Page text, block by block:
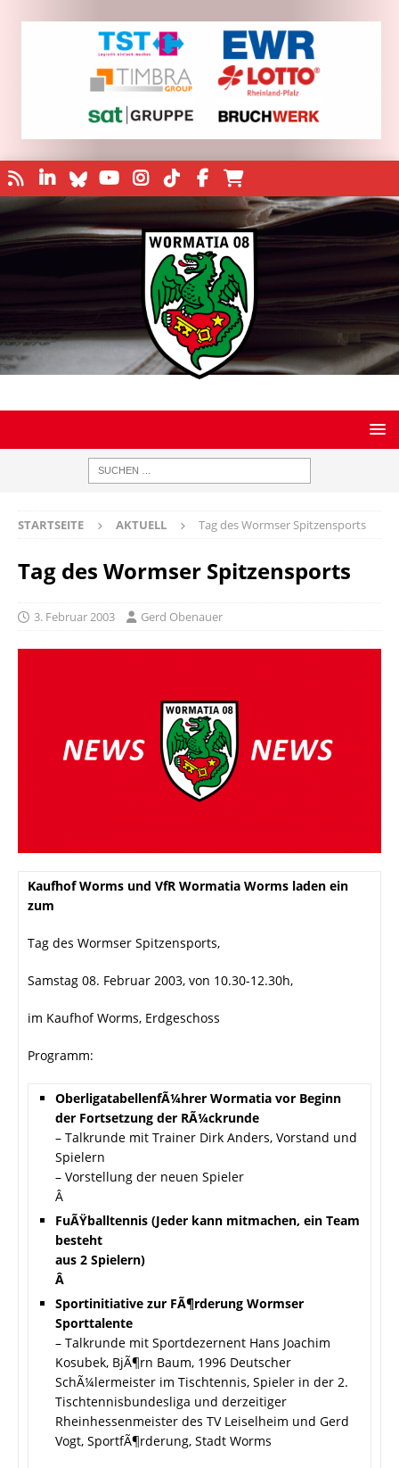
STARTSEITE AKTUELL Tag des Wormser Spitzensports
Tag des Wormser Spitzensports
3. Februar 2003 Gerd Obenauer
Kaufhof Worms und VfR Wormatia Worms laden ein
zum
Tag des Wormser Spitzensports,
Samstag 08. Februar 2003, von 10.30-12.30h,
im Kaufhof Worms, Erdgeschoss
Programm:
OberligatabellenfÃ¼hrer Wormatia vor Beginn
der Fortsetzung der RÃ¼ckrunde
– Talkrunde mit Trainer Dirk Anders, Vorstand und
Spielern
– Vorstellung der neuen Spieler
Â
FuÃŸballtennis (Jeder kann mitmachen, ein Team
besteht
aus 2 Spielern)
Â
Sportinitiative zur FÃ¶rderung Wormser
Sporttalente
– Talkrunde mit Sportdezernent Hans Joachim
Kosubek, BjÃ¶rn Baum, 1996 Deutscher
SchÃ¼lermeister im Tischtennis, Spieler in der 2.
Tischtennisbundesliga und derzeitiger
Rheinhessenmeister des TV Leiselheim und Gerd
Vogt, SportfÃ¶rderung, Stadt Worms